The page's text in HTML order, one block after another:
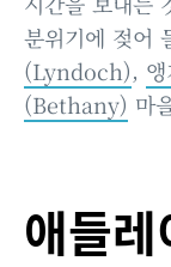
분위기에 젖어
(Lyndoch),
(Bethany) 마
애들